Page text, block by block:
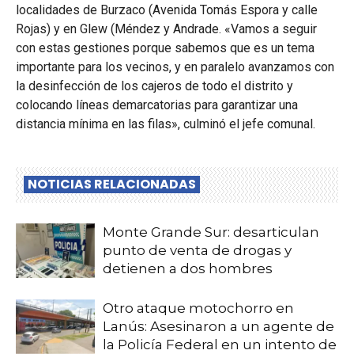
localidades de Burzaco (Avenida Tomás Espora y calle
Rojas) y en Glew (Méndez y Andrade. «Vamos a seguir
con estas gestiones porque sabemos que es un tema
importante para los vecinos, y en paralelo avanzamos con
la desinfección de los cajeros de todo el distrito y
colocando líneas demarcatorias para garantizar una
distancia mínima en las filas», culminó el jefe comunal.
NOTICIAS RELACIONADAS
Monte Grande Sur: desarticulan
punto de venta de drogas y
detienen a dos hombres
Otro ataque motochorro en
Lanús: Asesinaron a un agente de
la Policía Federal en un intento de